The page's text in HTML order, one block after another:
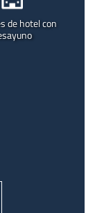
de hotel con